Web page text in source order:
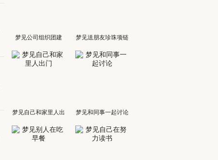
梦见公司组织团建 梦见送朋友珍珠项链
梦见自己和家里人出
门
梦见和同事一起讨论